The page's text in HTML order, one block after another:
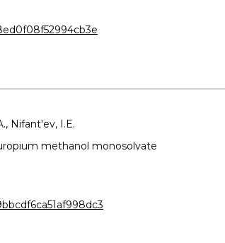
Nifant'ev, I.E.
methanol monosolvate